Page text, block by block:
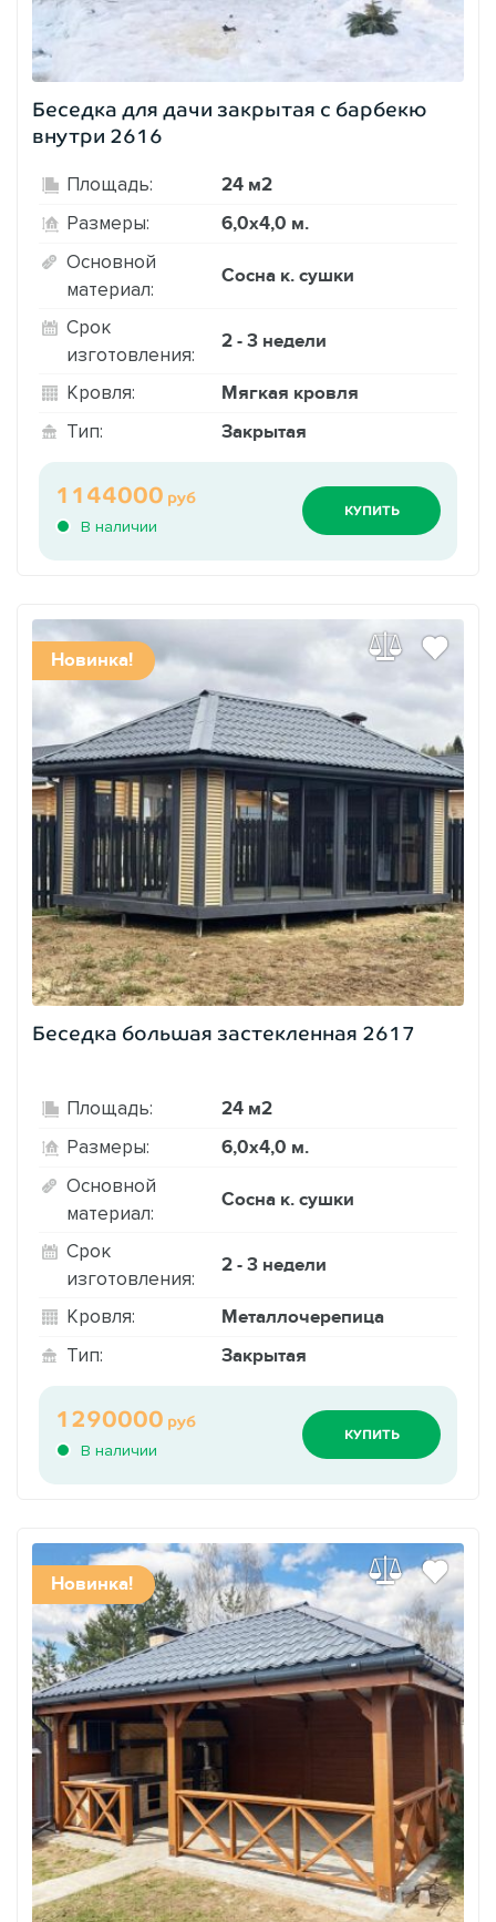
Беседка для дачи закрытая с барбекю
внутри 2616
Площадь: 24 м2
Размеры: 6,0х4,0 м.
Основной
материал:
Сосна к. сушки
Срок
изготовления:
2 - 3 недели
Кровля: Мягкая кровля
Тип: Закрытая
В наличии
1144000 руб
КУПИТЬ
Новинка!
Беседка большая застекленная 2617
Площадь: 24 м2
Размеры: 6,0х4,0 м.
Основной
материал:
Сосна к. сушки
Срок
изготовления:
2 - 3 недели
Кровля: Металлочерепица
Тип: Закрытая
В наличии
1290000 руб
КУПИТЬ
Новинка!